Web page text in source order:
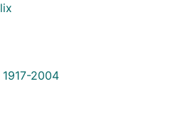
2004